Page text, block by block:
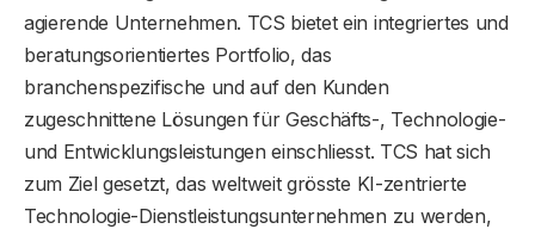
agierende Unternehmen. TCS bietet ein integriertes und
beratungsorientiertes Portfolio, das
branchenspezifische und auf den Kunden
zugeschnittene Lösungen für Geschäfts-, Technologie-
und Entwicklungsleistungen einschliesst. TCS hat sich
zum Ziel gesetzt, das weltweit grösste KI-zentrierte
Technologie-Dienstleistungsunternehmen zu werden,